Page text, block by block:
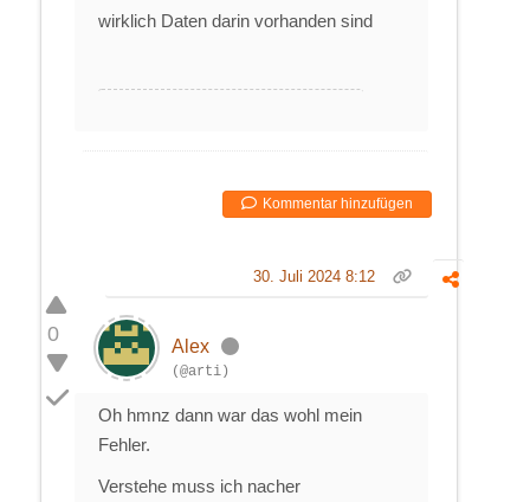
wirklich Daten darin vorhanden sind
Kommentar hinzufügen
0
30. Juli 2024 8:12
Alex
(@arti)
Oh hmnz dann war das wohl mein
Fehler.
Verstehe muss ich nacher